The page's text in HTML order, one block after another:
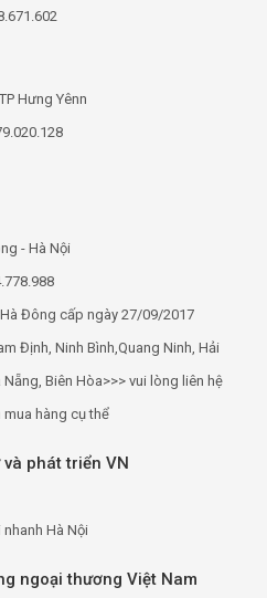
Hưng Yênn
- Hà Nội
Đông cấp ngày 27/09/2017
Định, Ninh Bình,Quang Ninh, Hải
Biên Hòa>>> vui lòng liên hệ
hàng cụ thể
phát triển VN
nhanh Hà Nội
ngoại thương Việt Nam